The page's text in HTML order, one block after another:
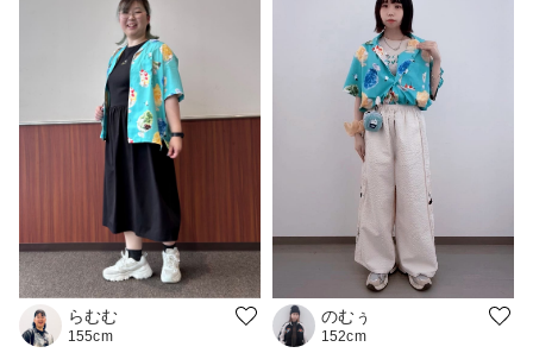
らむむ
155cm
のむぅ
152cm